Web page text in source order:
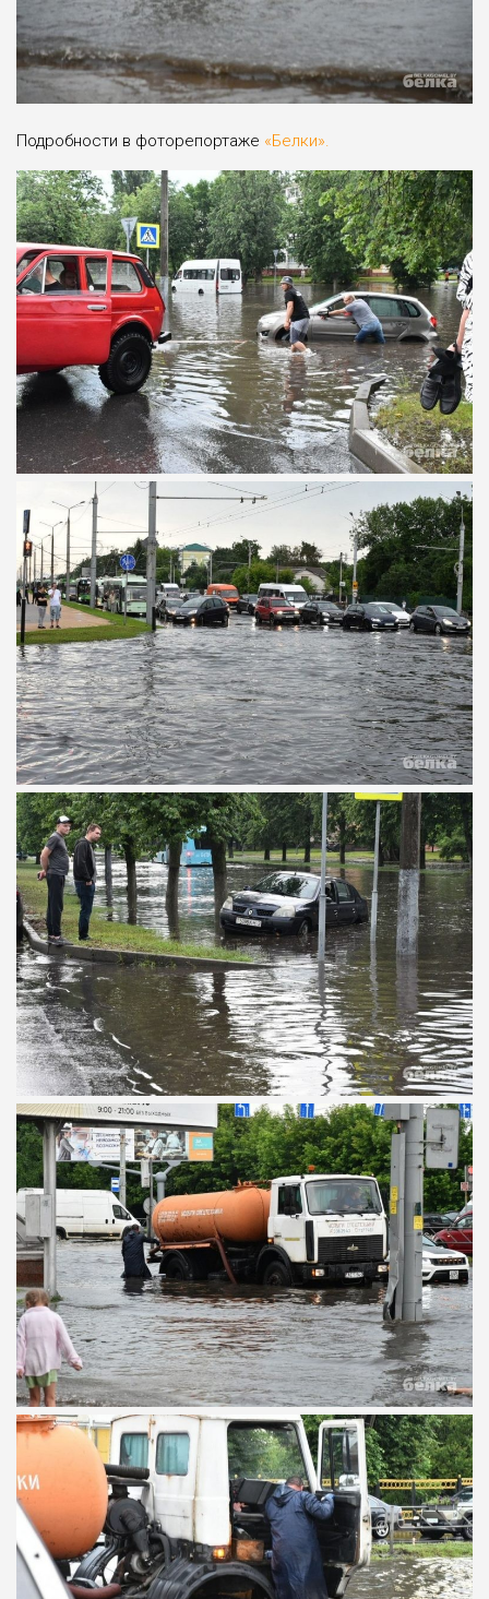
Подробности в фоторепортаже «Белки».